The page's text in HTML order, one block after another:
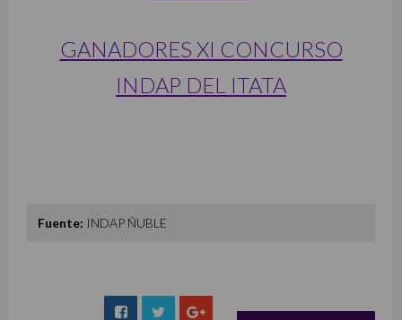
GANADORES XI CONCURSO
INDAP DEL ITATA
Fuente: INDAP ÑUBLE